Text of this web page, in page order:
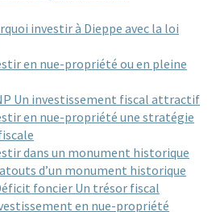
investir à Dieppe avec la loi
en nue-propriété ou en pleine
Un investissement fiscal attractif
en nue-propriété une stratégie
dans un monument historique
d’un monument historique
foncier Un trésor fiscal
en nue-propriété